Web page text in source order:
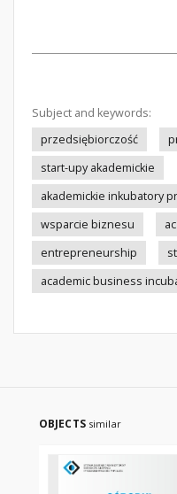
Subject and keywords:
przedsiębiorczość
start-upy akademickie
akademickie inkubatory
wsparcie biznesu
entrepreneurship
academic business
OBJECTS similar